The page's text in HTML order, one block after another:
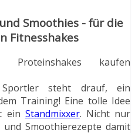
Smoothies - für die
Fitnesshakes
steht drauf, ein
Training! Eine tolle Idee
ein Standmixxer. Nicht nur
Smoothierezepte damit